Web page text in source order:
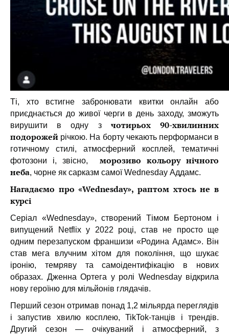
Ті, хто встигне забронювати квитки онлайн або
приєднається до живої черги в день заходу, зможуть
вирушити в одну з чотирьох 90-хвилинних
подорожей річкою. На борту чекають перформанси в
готичному стилі, атмосферний косплей, тематичні
фотозони і, звісно, морозиво кольору нічного
неба, чорне як сарказм самої Wednesday Аддамс.
Нагадаємо про «Wednesday», раптом хтось не в
курсі
Серіал «Wednesday», створений Тімом Бертоном і
випущений Netflix у 2022 році, став не просто ще
одним перезапуском франшизи «Родина Адамс». Він
став мега влучним хітом для покоління, що шукає
іронію, темряву та самоідентифікацію в нових
образах. Дженна Ортега у ролі Wednesday відкрила
нову героїню для мільйонів глядачів.
Перший сезон отримав понад 1,2 мільярда переглядів
і запустив хвилю косплею, TikTok-танців і трендів.
Другий сезон — очікуваний і атмосферний, з